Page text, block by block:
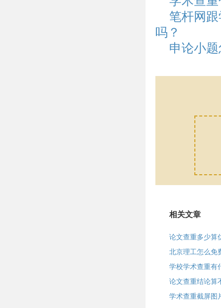
笔杆网
吗？
申论小
相关文章
论文查重多少算
北京理工怎么免
学校学术查重有
论文查重结论算
学术查重截屏图